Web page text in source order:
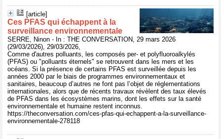
[article]
Ces PFAS qui échappent à la
surveillance environnementale
SERRE, Ninon - In : THE CONVERSATION, 29 mars 2026
(29/03/2026), 29/03/2026,
Comme d'autres polluants, les composés per- et polyfluoroalkylés
(PFAS) ou "polluants éternels" se retrouvent dans les mers et les
océans. Si la présence de certains PFAS est surveillée depuis les
années 2000 par le biais de programmes environnementaux et
sanitaires, beaucoup d’autres ne font pas l’objet de réglementations
internationales, alors que de récents travaux révèlent des taux élevés
de PFAS dans les écosystèmes marins, dont les effets sur la santé
environnementale et humaine restent inconnus.
https://theconversation.com/ces-pfas-qui-echappent-a-la-surveillance-
environnementale-278118